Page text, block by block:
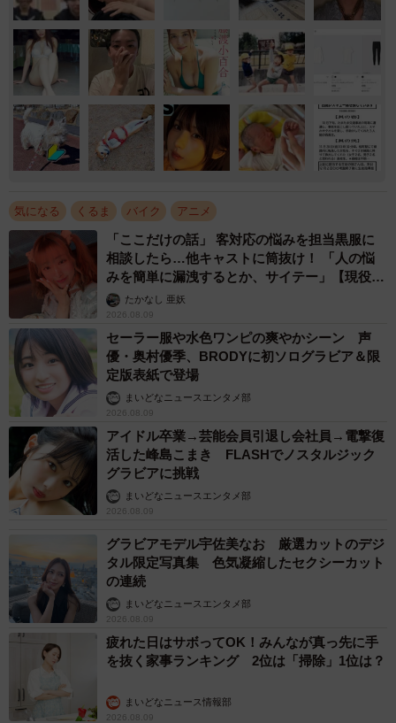
気になる くるま バイク アニメ
「ここだけの話」 客対応の悩みを担当黒服に
相談したら…他キャストに筒抜け！ 「人の悩
みを簡単に漏洩するとか、サイテー」【現役キ
ャストに取材】
たかなし 亜妖
2026.08.09
セーラー服や水色ワンピの爽やかシーン 声
優・奥村優季、BRODYに初ソログラビア＆限
定版表紙で登場
まいどなニュースエンタメ部
2026.08.09
アイドル卒業→芸能会員引退し会社員→電撃復
活した峰島こまき FLASHでノスタルジック
グラビアに挑戦
まいどなニュースエンタメ部
2026.08.09
グラビアモデル宇佐美なお 厳選カットのデジ
タル限定写真集 色気凝縮したセクシーカット
の連続
まいどなニュースエンタメ部
2026.08.09
疲れた日はサボってOK！みんなが真っ先に手
を抜く家事ランキング 2位は「掃除」1位は？
まいどなニュース情報部
2026.08.09